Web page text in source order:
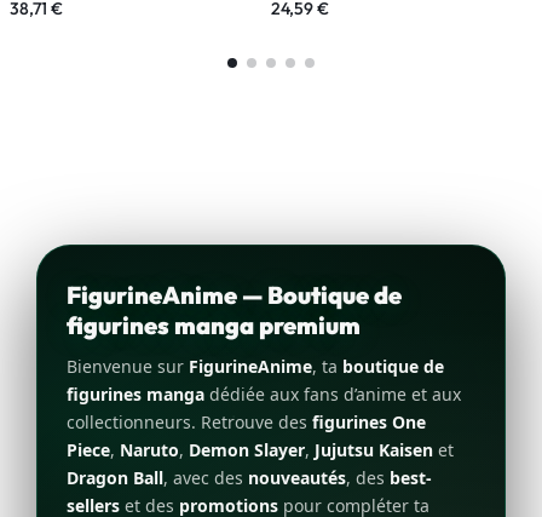
38,71 € 24,59€
FigurineAnime — Boutique de
figurines manga premium
Bienvenue sur FigurineAnime, ta boutique de
figurines manga dédiée aux fans d’anime et aux
collectionneurs. Retrouve des figurines One
Piece, Naruto, Demon Slayer, Jujutsu Kaisen et
Dragon Ball, avec des nouveautés, des best-
sellers et des promotions pour compléter ta